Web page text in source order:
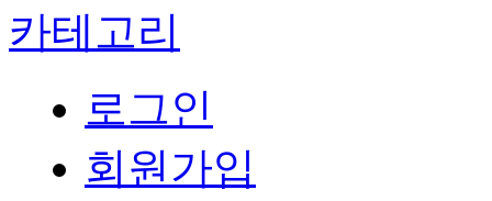
카테고리
로그인
회원가입